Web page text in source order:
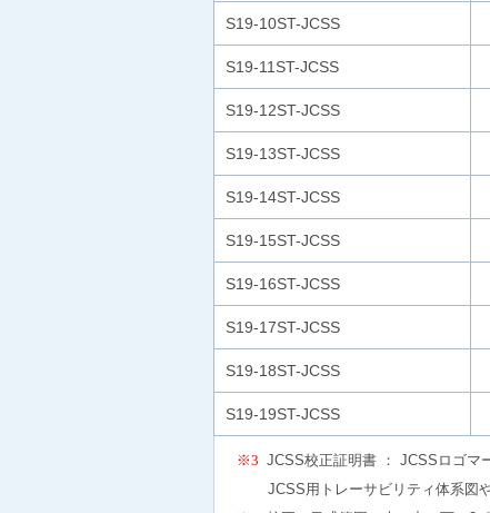
S19-10ST-JCSS
S19-11ST-JCSS
S19-12ST-JCSS
S19-13ST-JCSS
S19-14ST-JCSS
S19-15ST-JCSS
S19-16ST-JCSS
S19-17ST-JCSS
S19-18ST-JCSS
S19-19ST-JCSS
※3 JCSS校正証明書 ： JCSSロゴマ
JCSS用トレーサビリティ体系図や